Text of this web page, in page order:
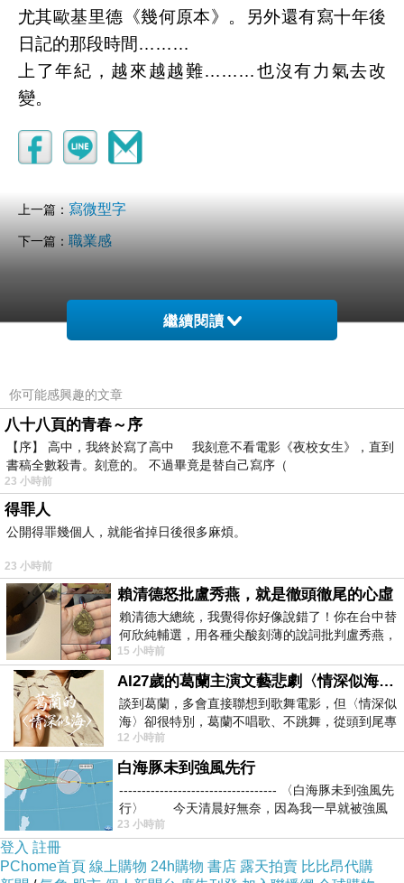
尤其歐基里德《幾何原本》。另外還有寫十年後
日記的那段時間………
上了年紀，越來越越難………也沒有力氣去改
變。
上一篇： 寫微型字
下一篇： 職業感
繼續閱讀
你可能感興趣的文章
八十八頁的青春～序
【序】 高中，我終於寫了高中 我刻意不看電影《夜校女生》，直到
書稿全數殺青。刻意的。 不過畢竟是替自己寫序（
23 小時前
得罪人
公開得罪幾個人，就能省掉日後很多麻煩。
23 小時前
賴清德怒批盧秀燕，就是徹頭徹尾的心虛
賴清德大總統，我覺得你好像說錯了！你在台中替
何欣純輔選，用各種尖酸刻薄的說詞批判盧秀燕，
罵她施政滿意度輸給陳其邁，甚至還說盧
15 小時前
AI27歲的葛蘭主演文藝悲劇〈情深似海〉 #戀上老電影 #葛蘭 #粟子
談到葛蘭，多會直接聯想到歌舞電影，但〈情深似
海〉卻很特別，葛蘭不唱歌、不跳舞，從頭到尾專
心演戲。拍攝期間，經常工作超過12個鐘
12 小時前
白海豚未到強風先行
----------------------------------- 〈白海豚未到強風先
行〉 今天清晨好無奈，因為我一早就被強風
23 小時前
登入 註冊
PChome首頁 線上購物 24h購物 書店 露天拍賣 比比昂代購